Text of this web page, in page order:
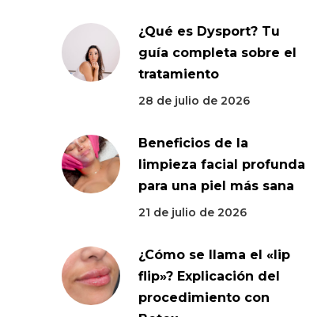
¿Qué es Dysport? Tu
guía completa sobre el
tratamiento
28 de julio de 2026
Beneficios de la
limpieza facial profunda
para una piel más sana
21 de julio de 2026
¿Cómo se llama el «lip
flip»? Explicación del
procedimiento con